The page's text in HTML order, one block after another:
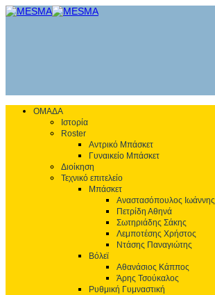
ΟΜΑΔΑ
Ιστορία
Roster
Αντρικό Μπάσκετ
Γυναικείο Μπάσκετ
Διοίκηση
Τεχνικό επιτελείο
Μπάσκετ
Αναστασόπουλος Ιωάννης
Πετρίδη Αθηνά
Σωτηριάδης Σάκης
Λεμποτέσης Χρήστος
Ντάσης Παναγιώτης
Βόλεϊ
Αθανάσιος Κάππος
Άρης Τσούκαλος
Ρυθμική Γυμναστική